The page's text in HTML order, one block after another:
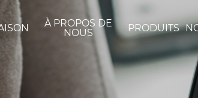
À PROPOS DE
NOUS
PRODUITS